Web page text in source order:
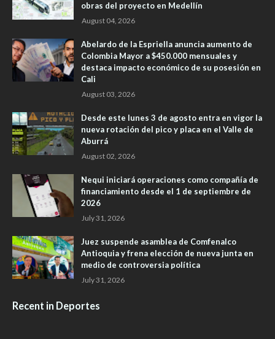
obras del proyecto en Medellín
August 04, 2026
Abelardo de la Espriella anuncia aumento de
Colombia Mayor a $450.000 mensuales y
destaca impacto económico de su posesión en
Cali
August 03, 2026
Desde este lunes 3 de agosto entra en vigor la
nueva rotación del pico y placa en el Valle de
Aburrá
August 02, 2026
Nequi iniciará operaciones como compañía de
financiamiento desde el 1 de septiembre de
2026
July 31, 2026
Juez suspende asamblea de Comfenalco
Antioquia y frena elección de nueva junta en
medio de controversia política
July 31, 2026
Recent in Deportes